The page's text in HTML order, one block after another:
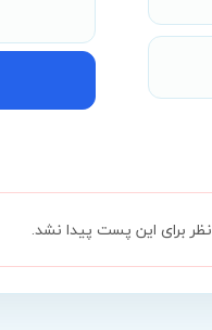
نظر برای این پست پیدا نشد.